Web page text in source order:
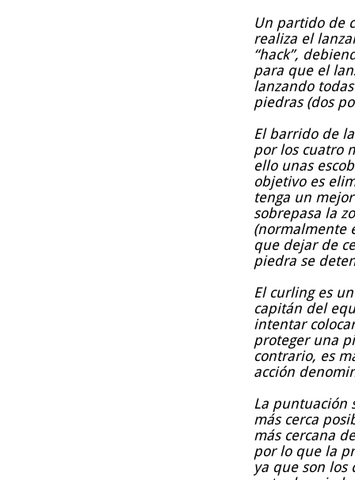
Un partido de
realiza el
“hack”,
para que el
lanzando
piedras (dos
El barrido de
por los cuatro
ello unas
objetivo es
tenga un
sobrepasa la
(normalmente
que dejar de
piedra se
El curling es
capitán del
intentar
proteger una
contrario, es
acción
La puntuación
más cerca
más cercana
por lo que la
ya que son los